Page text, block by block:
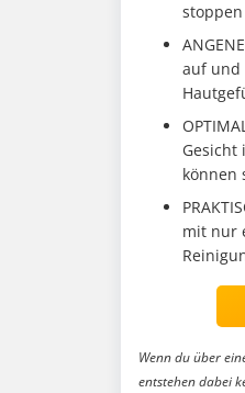
auf und
Gesicht
können
mit nur
Wenn du über
entstehen dabei